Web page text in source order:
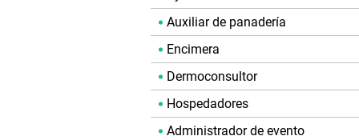
Auxiliar de panadería
Encimera
Dermoconsultor
Hospedadores
Administrador de evento